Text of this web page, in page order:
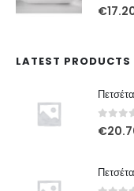
0out
€
LATEST PRODUCTS
0out
€